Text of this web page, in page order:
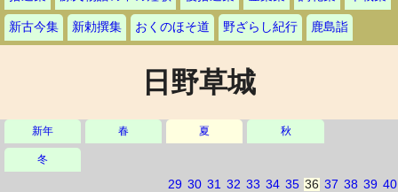
新古今集 新勅撰集 おくのほそ道 野ざらし紀行 鹿島詣
日野草城
新年 春 夏 秋
冬
29 30 31 32 33 34 35 36 37 38 39 40